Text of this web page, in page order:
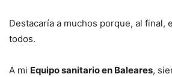
Destacaría a muchos porque, al final,
todos.
A mi Equipo sanitario en Baleares,